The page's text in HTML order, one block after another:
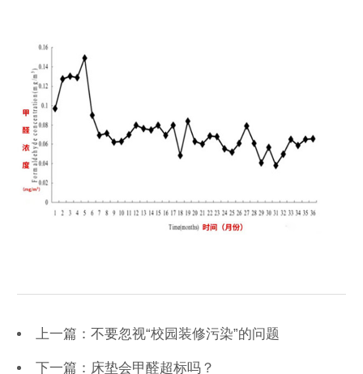
上一篇：不要忽视“校园装修污染”的问题
下一篇：床垫会甲醛超标吗？